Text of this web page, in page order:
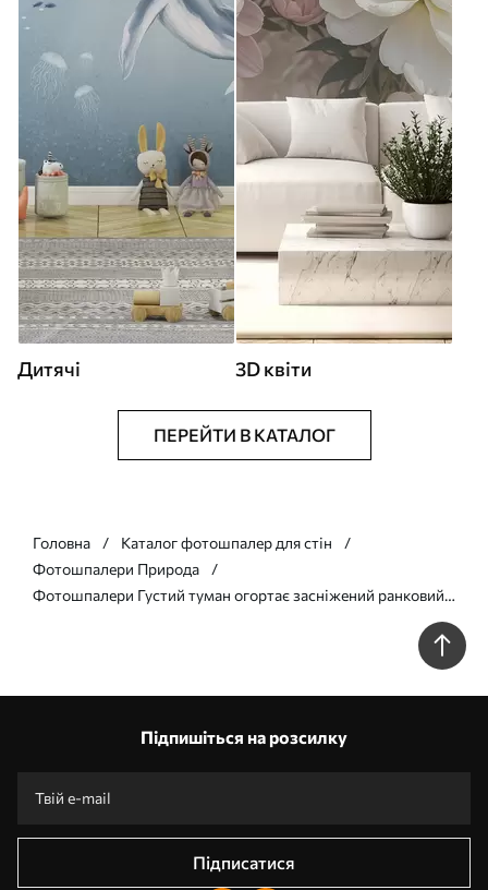
Дитячі 3D квіти
ПЕРЕЙТИ В КАТАЛОГ
Головна
Каталог фотошпалер для стін
Фотошпалери Природа
Фотошпалери Густий туман огортає засніжений ранковий
Підпишіться на розсилку
Підписатися